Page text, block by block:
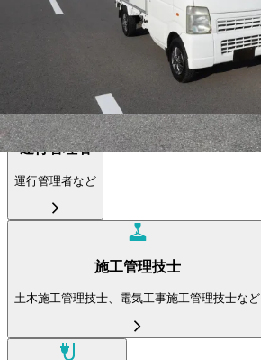
フォークリフト・倉庫
倉庫内作業員、フォークリフト運転手など
運行管理者
運行管理者など
施工管理技士
土木施工管理技士、電気工事施工管理技士など